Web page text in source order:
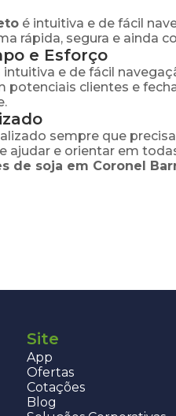
é intuitiva e de fácil
rápida, segura e ainda
e Esforço
e de fácil
potenciais clientes e
sempre que
ajudar e orientar em
de soja em Coronel
Site
App
Ofertas
Cotações
Blog